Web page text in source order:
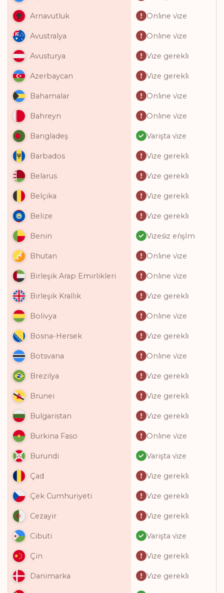
Arnavutluk Onli̇ne vi̇ze
Avustralya Onli̇ne vi̇ze
Avusturya Vi̇ze gerekli̇
Azerbaycan Vi̇ze gerekli̇
Bahamalar Onli̇ne vi̇ze
Bahreyn Onli̇ne vi̇ze
Bangladeş Varişta vi̇ze
Barbados Vi̇ze gerekli̇
Belarus Vi̇ze gerekli̇
Belçika Vi̇ze gerekli̇
Belize Vi̇ze gerekli̇
Benin Vi̇zesi̇z eri̇şİm
Bhutan Onli̇ne vi̇ze
Birleşik Arap Emirlikleri Onli̇ne vi̇ze
Birleşik Krallık Vi̇ze gerekli̇
Bolivya Onli̇ne vi̇ze
Bosna-Hersek Vi̇ze gerekli̇
Botsvana Onli̇ne vi̇ze
Brezilya Vi̇ze gerekli̇
Brunei Vi̇ze gerekli̇
Bulgaristan Vi̇ze gerekli̇
Burkina Faso Onli̇ne vi̇ze
Burundi Varişta vi̇ze
Çad Vi̇ze gerekli̇
Çek Cumhuriyeti Vi̇ze gerekli̇
Cezayir Vi̇ze gerekli̇
Cibuti Varişta vi̇ze
Çin Vi̇ze gerekli̇
Danimarka Vi̇ze gerekli̇